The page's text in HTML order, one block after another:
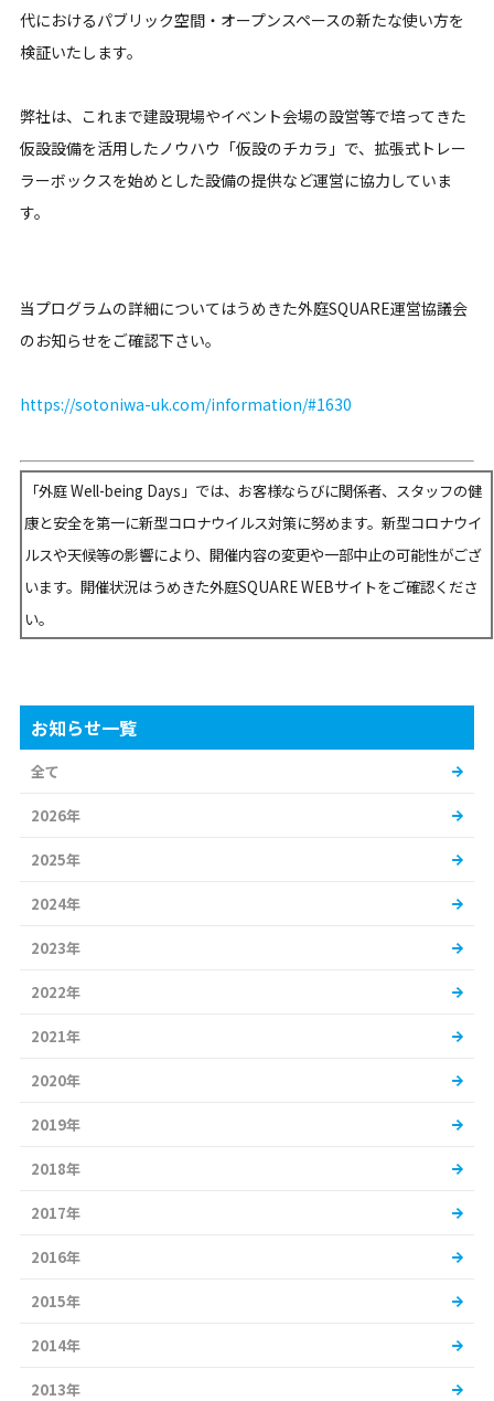
代におけるパブリック空間・オープンスペースの新たな使い方を
検証いたします。
弊社は、これまで建設現場やイベント会場の設営等で培ってきた
仮設設備を活用したノウハウ「仮設のチカラ」で、拡張式トレー
ラーボックスを始めとした設備の提供など運営に協力していま
す。
当プログラムの詳細についてはうめきた外庭SQUARE運営協議会
のお知らせをご確認下さい。
https://sotoniwa-uk.com/information/#1630
「外庭 Well-being Days」では、お客様ならびに関係者、スタッフの健
康と安全を第一に新型コロナウイルス対策に努めます。新型コロナウイ
ルスや天候等の影響により、開催内容の変更や一部中止の可能性がござ
います。開催状況はうめきた外庭SQUARE WEBサイトをご確認くださ
い。
お知らせ一覧
全て
2026年
2025年
2024年
2023年
2022年
2021年
2020年
2019年
2018年
2017年
2016年
2015年
2014年
2013年